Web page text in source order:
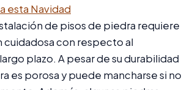
esta Navidad
de pisos de piedra requiere
cuidadosa con respecto al
plazo. A pesar de su durabilidad
es porosa y puede mancharse si no